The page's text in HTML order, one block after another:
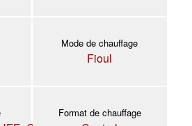
Mode de chauffage
Fioul
Format de chauffage